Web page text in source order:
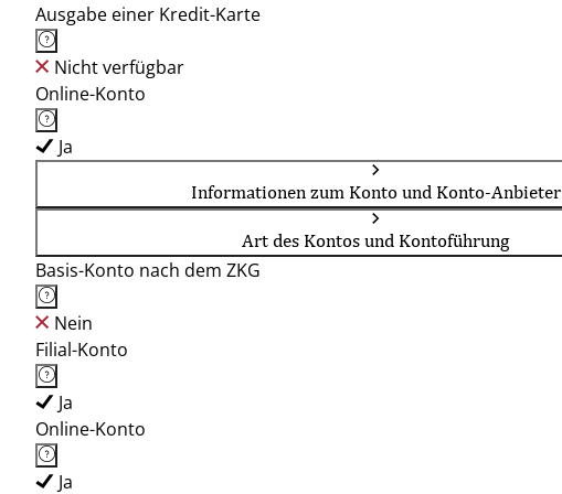
Ausgabe einer Kredit-Karte
Nicht verfügbar
Online-Konto
Ja
Informationen zum Konto und Konto-Anbieter
Art des Kontos und Kontoführung
Basis-Konto nach dem ZKG
Nein
Filial-Konto
Ja
Online-Konto
Ja